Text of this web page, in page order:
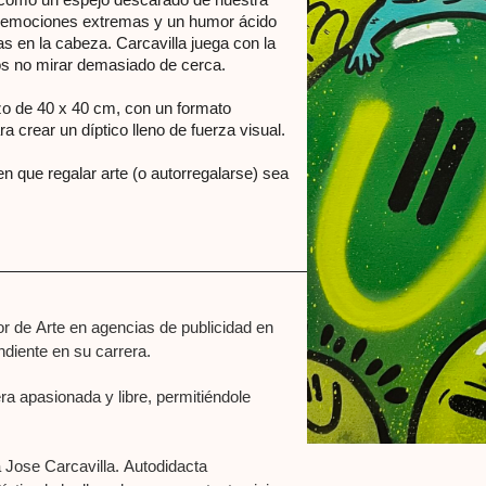
extremas y un humor ácido
en la cabeza. Carcavilla juega con la
no mirar demasiado de cerca.
de 40 x 40 cm, con un formato
crear un díptico lleno de fuerza visual.
que regalar arte (o autorregalarse) sea
de Arte en agencias de publicidad en
en su carrera.
apasionada y libre, permitiéndole
Carcavilla. Autodidacta